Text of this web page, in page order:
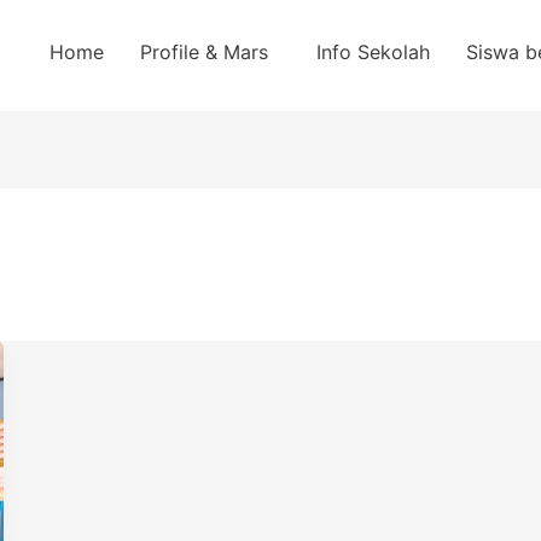
Home Profile & Mars Info Sekolah Siswa